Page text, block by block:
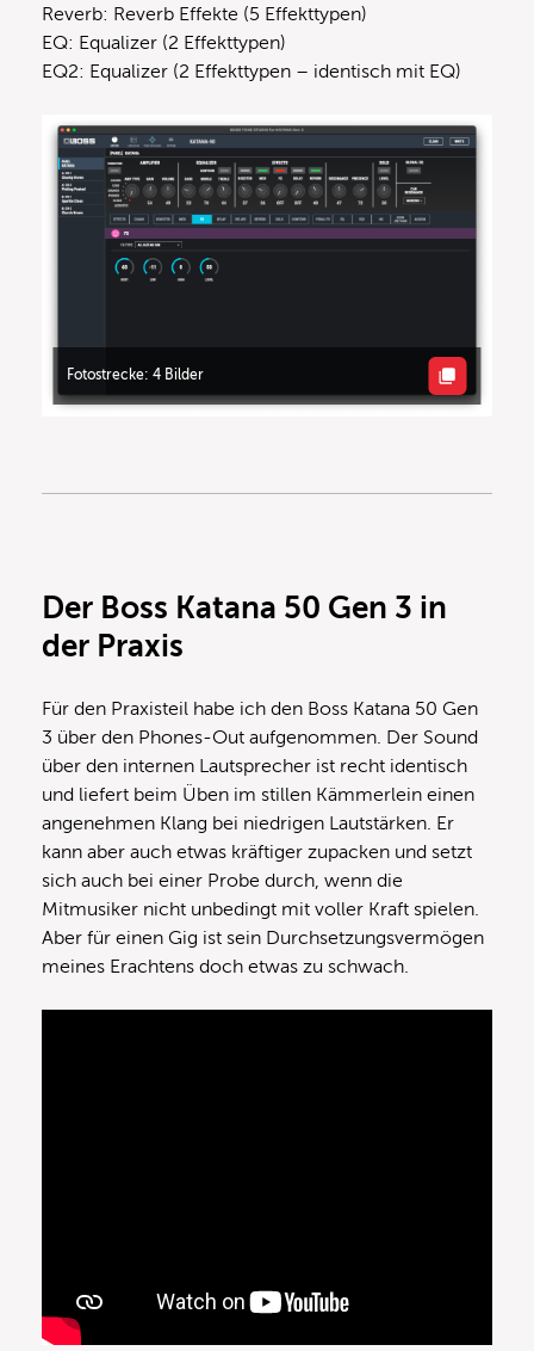
Reverb: Reverb Effekte (5 Effekttypen)
EQ: Equalizer (2 Effekttypen)
EQ2: Equalizer (2 Effekttypen – identisch mit EQ)
Fotostrecke: 4 Bilder
Der Boss Katana 50 Gen 3 in
der Praxis
Für den Praxisteil habe ich den Boss Katana 50 Gen
3 über den Phones-Out aufgenommen. Der Sound
über den internen Lautsprecher ist recht identisch
und liefert beim Üben im stillen Kämmerlein einen
angenehmen Klang bei niedrigen Lautstärken. Er
kann aber auch etwas kräftiger zupacken und setzt
sich auch bei einer Probe durch, wenn die
Mitmusiker nicht unbedingt mit voller Kraft spielen.
Aber für einen Gig ist sein Durchsetzungsvermögen
meines Erachtens doch etwas zu schwach.